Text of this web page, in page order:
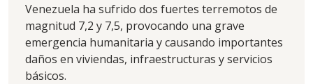
Venezuela ha sufrido dos fuertes terremotos de
magnitud 7,2 y 7,5, provocando una grave
emergencia humanitaria y causando importantes
daños en viviendas, infraestructuras y servicios
básicos.